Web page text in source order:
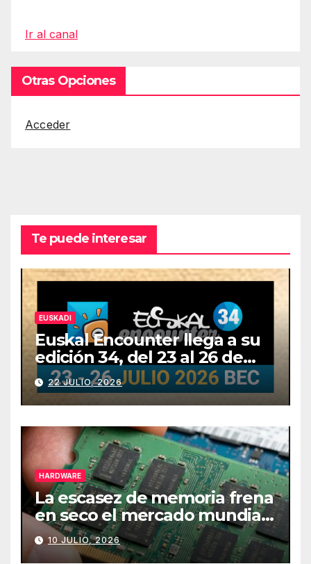
Ir al canal
Otras Opciones
Acceder
Te puede interesar
EUSKADI
Euskal Encounter llega a su
edición 34, del 23 al 26 de
julio
22 JULIO, 2026
HARDWARE
La escasez de memoria frena
en seco el mercado mundial
de PCs
10 JULIO, 2026